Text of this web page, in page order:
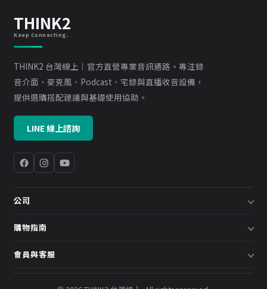
THINK2
Keep Connecting.
THINK2 台灣線上｜官方直營專業音訊通路。專注錄
音介面、麥克風、Podcast、宅錄與直播收音設備，
提供選購搭配建議與基礎使用協助。
LINE 線上諮詢
公司
關於我們
預約諮詢
購物指南
配送說明
會員與客服
會員中心